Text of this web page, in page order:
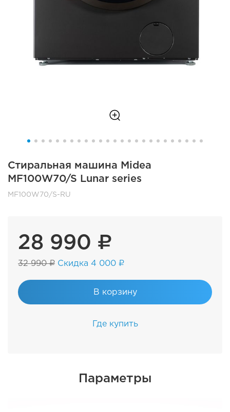
Стиральная машина Midea
MF100W70/S Lunar series
MF100W70/S-RU
28 990 ₽
32 990 ₽ Скидка 4 000 ₽
В корзину
Где купить
Параметры